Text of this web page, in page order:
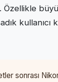
Özellikle
sonrası